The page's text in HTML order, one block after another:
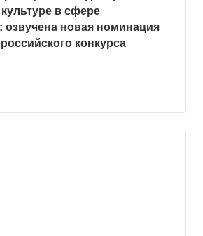
в сфере
озвучена новая номинация
конкурса